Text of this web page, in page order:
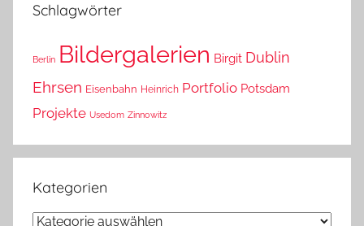
Schlagwörter
Berlin Bildergalerien Birgit Dublin
Ehrsen Eisenbahn Heinrich Portfolio Potsdam
Projekte Usedom Zinnowitz
Kategorien
Kategorien